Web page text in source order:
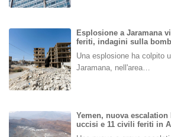
Esplosione a Jaramana
feriti, indagini sulla
Una esplosione ha colpito
Jaramana, nell'area…
Yemen, nuova
uccisi e 11 civili feriti in